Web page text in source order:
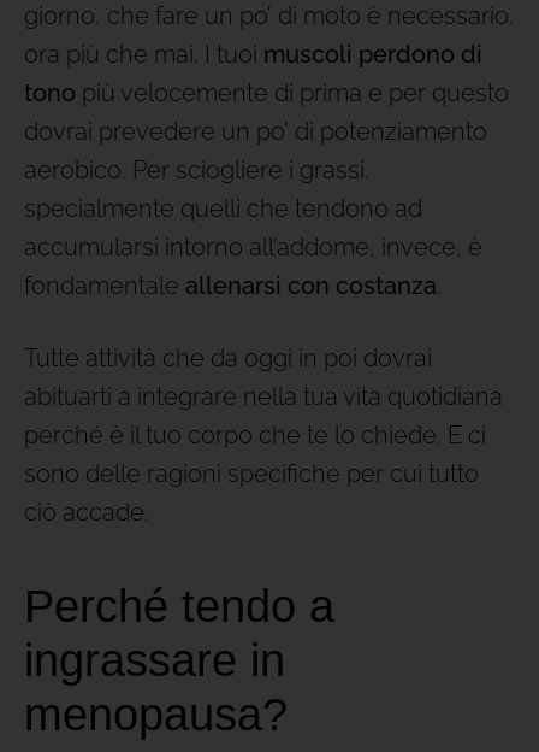
giorno, che fare un po’ di moto è necessario,
ora più che mai. I tuoi muscoli perdono di
tono più velocemente di prima e per questo
dovrai prevedere un po’ di potenziamento
aerobico. Per sciogliere i grassi,
specialmente quelli che tendono ad
accumularsi intorno all’addome, invece, è
fondamentale allenarsi con costanza.
Tutte attività che da oggi in poi dovrai
abituarti a integrare nella tua vita quotidiana
perché è il tuo corpo che te lo chiede. E ci
sono delle ragioni specifiche per cui tutto
ciò accade.
Perché tendo a
ingrassare in
menopausa?